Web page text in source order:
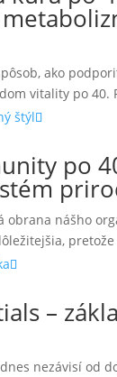
ako
vitality po 40.
po
obrana nášho
–
nezávisí od